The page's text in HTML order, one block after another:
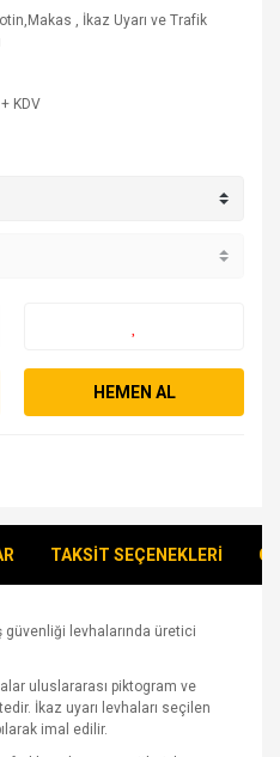
, İkaz Uyarı ve Trafik
KDV
HEMEN AL
TAKSİT SEÇENEKLERİ
güvenliği levhalarında üretici
uluslararası piktogram ve
İkaz uyarı levhaları seçilen
imal edilir.